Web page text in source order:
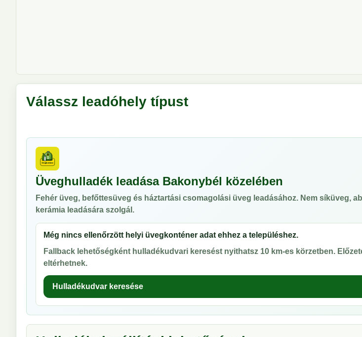
Válassz leadóhely típust
Üveghulladék leadása Bakonybél közelében
Fehér üveg, befőttesüveg és háztartási csomagolási üveg leadásához. Nem síküveg,
kerámia leadására szolgál.
Még nincs ellenőrzött helyi üvegkonténer adat ehhez a településhez.
Fallback lehetőségként hulladékudvari keresést nyithatsz 10 km-es körzetben.
eltérhetnek.
Hulladékudvar keresése